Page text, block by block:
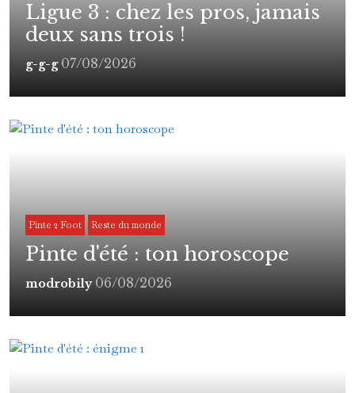
Ligue 3 : chez les pros, jamais
deux sans trois !
g-g-g 07/08/2026
Pinte 2 Foot Reste du monde
Pinte d'été : ton horoscope
modrobily 06/08/2026